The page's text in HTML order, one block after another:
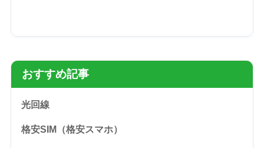
おすすめ記事
光回線
格安SIM（格安スマホ）